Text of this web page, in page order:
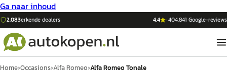
Ga naar inhoud
2.083erkende dealers 4,4 ·404.841 Google-reviews
Home›Occasions›Alfa Romeo›Alfa Romeo Tonale